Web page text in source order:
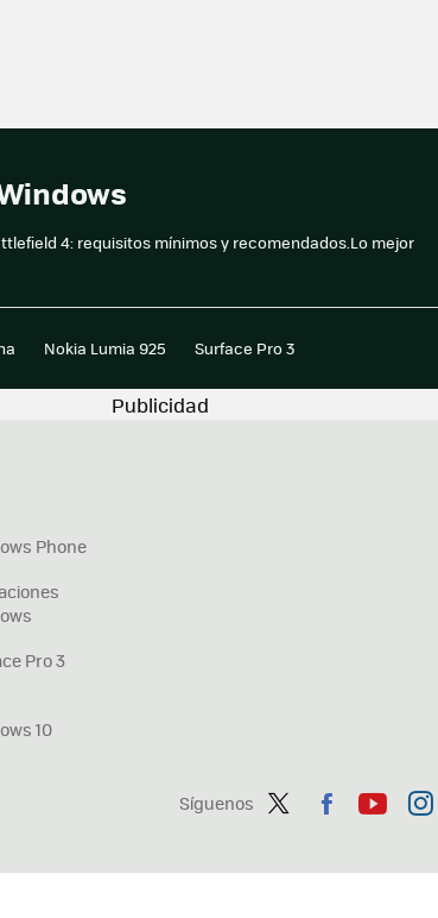
4: requisitos mínimos y recomendados.Lo mejor
Nokia Lumia 925 Surface Pro 3
Síguenos
ter
ebo tub agr
Phone
Pro 3
10